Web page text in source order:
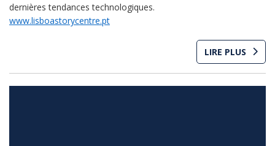
dernières tendances technologiques.
www.lisboastorycentre.pt
LIRE PLUS